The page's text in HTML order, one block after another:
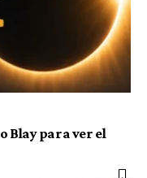
Blay para ver el